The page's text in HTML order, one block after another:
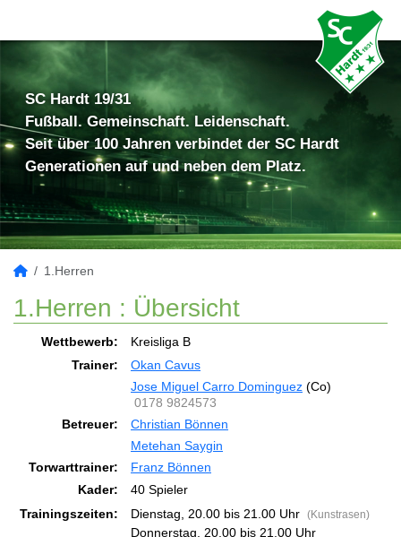
SC Hardt 19/31
Fußball. Gemeinschaft. Leidenschaft.
Seit über 100 Jahren verbindet der SC Hardt
Generationen auf und neben dem Platz.
1.Herren
1.Herren : Übersicht
Wettbewerb:
Kreisliga B
Trainer:
Okan Cavus
Jose Miguel Carro Dominguez (Co)
0178 9824573
Betreuer:
Christian Bönnen
Metehan Saygin
Torwarttrainer:
Franz Bönnen
Kader:
40 Spieler
Trainingszeiten:
Dienstag, 20.00 bis 21.00 Uhr (Kunstrasen)
Donnerstag, 20.00 bis 21.00 Uhr